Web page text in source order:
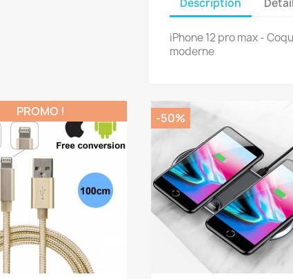
iPhone 12 pro max -
moderne
PROMO !
-50%